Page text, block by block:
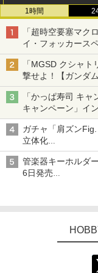
1時間
「超時空要塞マク
イ・フォッカース
「MGSD クシャ
撃せよ！【ガンダ
「かっぱ寿司 キ
キャンペーン」イ
子どもが楽しめる
追求
ガチャ「肩ズン
立体化
ライトニング・マ
管楽器キーホルダ
6日発売